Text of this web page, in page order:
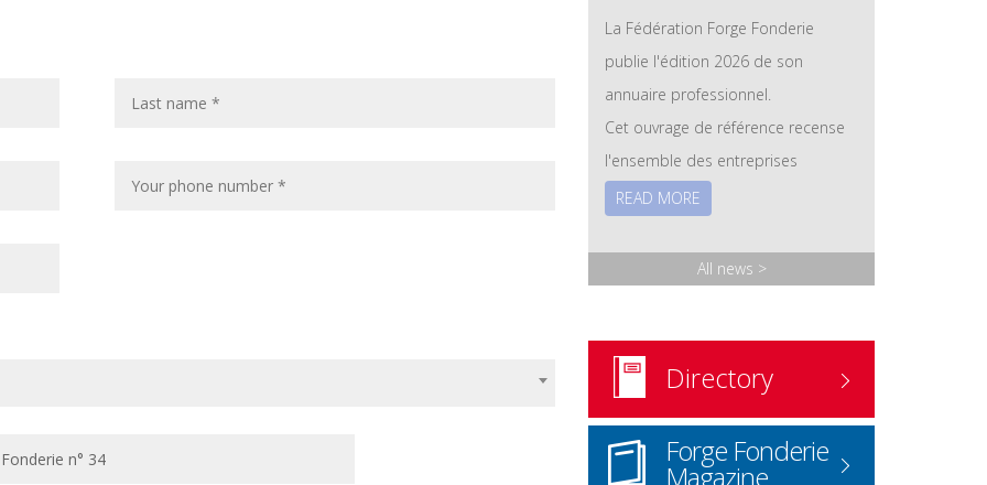
La Fédération Forge Fonderie
publie l'édition 2026 de son
annuaire professionnel.
Cet ouvrage de référence recense
l'ensemble des entreprises
adhérentes des secteurs de la
leurs savoir-faire, leurs technologies
et leurs expertises. Les membres
prestataires – y sont également
référencés.
Version papier: disponible sur
demande.
READ MORE
All news >
Directory
Forge Fonderie
Magazine